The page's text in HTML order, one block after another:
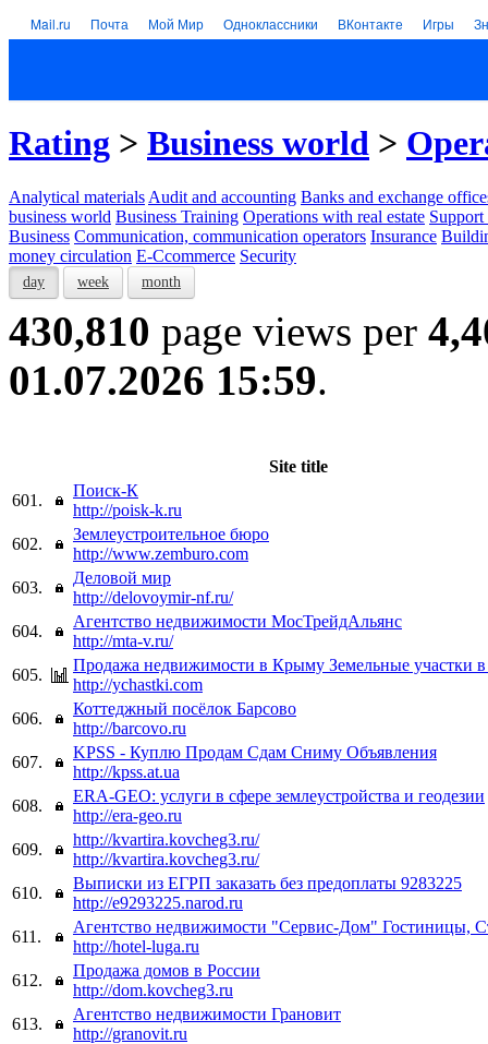
Mail.ru Почта Мой Мир Одноклассники ВКонтакте Игры
Rating > Business world >
Analytical materials Audit and accounting Banks and exchange
business world Business Training Operations with real estate Support
Business Communication, communication operators Insurance
money circulation E-Ccommerce Security
day week month
430,810 page views per
01.07.2026 15:59.
Site title
601.
Поиск-К
http://poisk-k.ru
602.
Землеустроительное бюро
http://www.zemburo.com
603.
Деловой мир
http://delovoymir-nf.ru/
604.
Агентство недвижимости МосТрейдАльянс
http://mta-v.ru/
605.
Продажа недвижимости в Крыму Земельные участки
http://ychastki.com
606.
Коттеджный посёлок Барсово
http://barcovo.ru
607.
KPSS - Куплю Продам Сдам Сниму Объявления
http://kpss.at.ua
608.
ERA-GEO: услуги в сфере землеустройства и геодезии
http://era-geo.ru
609.
http://kvartira.kovcheg3.ru/
http://kvartira.kovcheg3.ru/
610.
Выписки из ЕГРП заказать без предоплаты 9283225
http://e9293225.narod.ru
611.
Агентство недвижимости "Сервис-Дом" Гостиницы,
http://hotel-luga.ru
612.
Продажа домов в России
http://dom.kovcheg3.ru
613.
Агентство недвижимости Грановит
http://granovit.ru